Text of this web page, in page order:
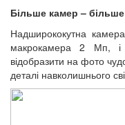
Більше камер –
Надширококутна
макрокамера 2 Мп, і
відобразити на фото
деталі навколишнього